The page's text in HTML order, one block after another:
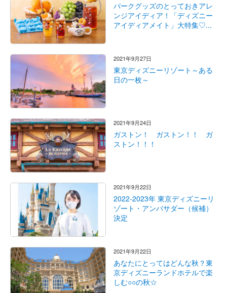
パークグッズのとっておきアレ
ンジアイディア！「ディズニー
アイディアメイト」大特集♡...
2021年9月27日
東京ディズニーリゾート～ある
日の一枚～
2021年9月24日
ガストン！ ガストン！！ ガ
ストン！！！
2021年9月22日
2022-2023年 東京ディズニーリ
ゾート・アンバサダー（候補）
決定
2021年9月22日
あなたにとってはどんな秋？東
京ディズニーランドホテルで楽
しむ○○の秋☆